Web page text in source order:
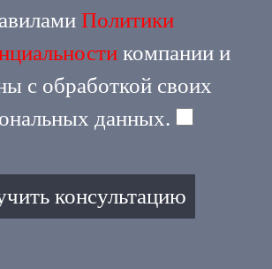
Политики
компании и
с обработкой своих
данных.